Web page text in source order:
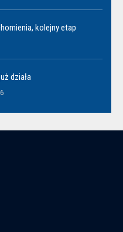
kolejny etap
działa